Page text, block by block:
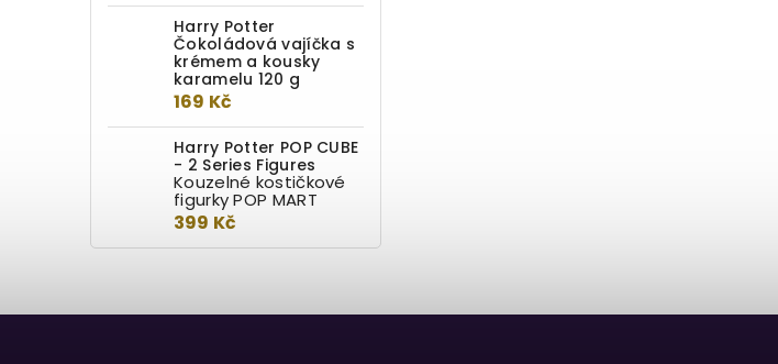
Harry Potter
Čokoládová vajíčka s
krémem a kousky
karamelu 120 g
169 Kč
Harry Potter POP CUBE
- 2 Series Figures
Kouzelné kostičkové
figurky POP MART
399 Kč